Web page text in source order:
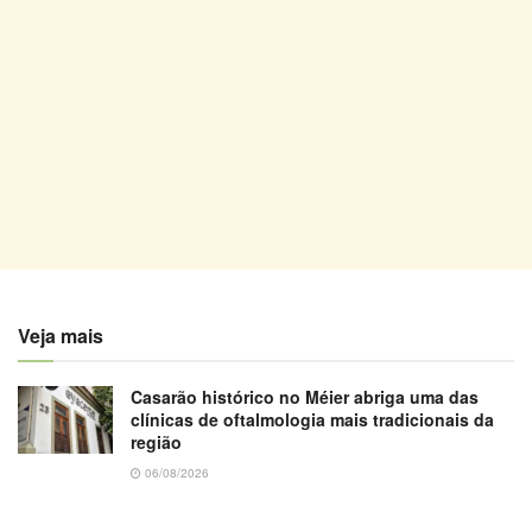
Veja mais
Casarão histórico no Méier abriga uma das
clínicas de oftalmologia mais tradicionais da
região
06/08/2026